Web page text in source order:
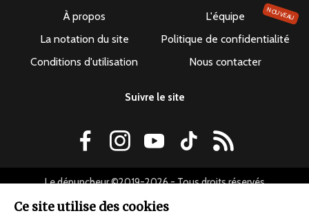
Ce site utilise des cookies
À propos L'équipe NOUVEAU
La notation du site
Politique de confidentialité
Conditions d'utilisation
Nous contacter
Suivre le site
Le dépuncheur ©2019-2026 - Tous droits réservés